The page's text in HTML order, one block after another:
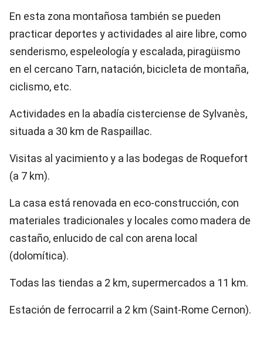
En esta zona montañosa también se pueden
practicar deportes y actividades al aire libre, como
senderismo, espeleología y escalada, piragüismo
en el cercano Tarn, natación, bicicleta de montaña,
ciclismo, etc.
Actividades en la abadía cisterciense de Sylvanès,
situada a 30 km de Raspaillac.
Visitas al yacimiento y a las bodegas de Roquefort
(a 7 km).
La casa está renovada en eco-construcción, con
materiales tradicionales y locales como madera de
castaño, enlucido de cal con arena local
(dolomítica).
Todas las tiendas a 2 km, supermercados a 11 km.
Estación de ferrocarril a 2 km (Saint-Rome Cernon).